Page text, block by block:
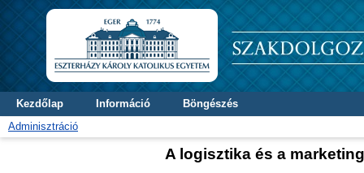
Kezdőlap Információ
Böngészés
Adminisztráció
A logisztika és a